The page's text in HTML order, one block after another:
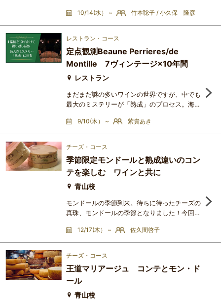
企画しました！特別な食材を使わず、時間もか
けず、習ってすぐに今夜作ってみようと思える
ようなレシピをお教えします。お料理を教えて
『colours』の小久保隆彦シェフ。イタリア
ン、フレンチ、数々の名店で経験を積み、
2018年4月に六本木に『colours』をオープン
10/14(水） ~ 竹本聡子 / 小久保 隆彦
レストラン・コース
定点観測Beaune Perrieres/de
Montille 7ヴィンテージ×10年間
レストラン
まだまだ謎の多いワインの世界ですが、中でも
最大のミステリーが「熟成」のプロセス。海千
ついては「当てずっぽう」に毛が生えた程度の
推論しかできないのが現実です。とはいえ、ひ
とつ銘柄を追いかけてテイスティングを重ねて
入れることはできます。この講座は、映画「モ
ンドヴィーノ」でも主役級で取り上げられたブ
ルゴーニュ地方ヴォルネ
9/10(木） ~ 紫貴あき
チーズ・コース
季節限定モンドールと熟成違いのコン
テを楽しむ ワインと共に
青山校
モンドールの季節到来。待ちに待ったチーズの
真珠、モンドールの季節となりました！今回は
やフランシュ・コンテ地方のモルビエもテイス
ティングします。＜講座をお勧めする人＞チー
ズ好きの方はどなたでも！ モンドールを毎年
秋冬にとろとろのモンドールや味わい深いコン
テをワインとともに楽しみましょう！＜講座の
進め方＞前半40分程講義。
12/17(木） ~ 佐久間啓子
チーズ・コース
王道マリアージュ コンテとモン・ド
ール
青山校